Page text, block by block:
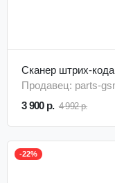
Сканер штрих-
Продавец: parts-
3 900 р. 4 992 р.
-22%